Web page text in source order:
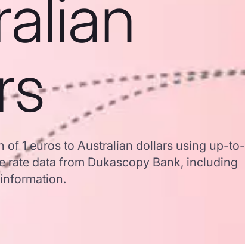
of 1 euros to Australian dollars using up-to-
rate data from Dukascopy Bank, including